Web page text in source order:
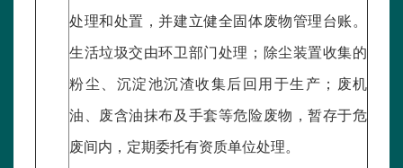
处理和处置，并建立健全固体废物管理台账。
生活垃圾交由环卫部门处理；除尘装置收集的
粉尘、沉淀池沉渣收集后回用于生产；废机
油、废含油抹布及手套等危险废物，暂存于危
废间内，定期委托有资质单位处理。